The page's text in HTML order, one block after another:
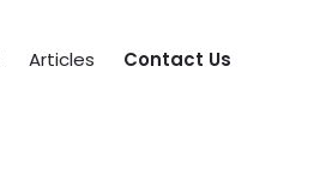
Articles Contact Us